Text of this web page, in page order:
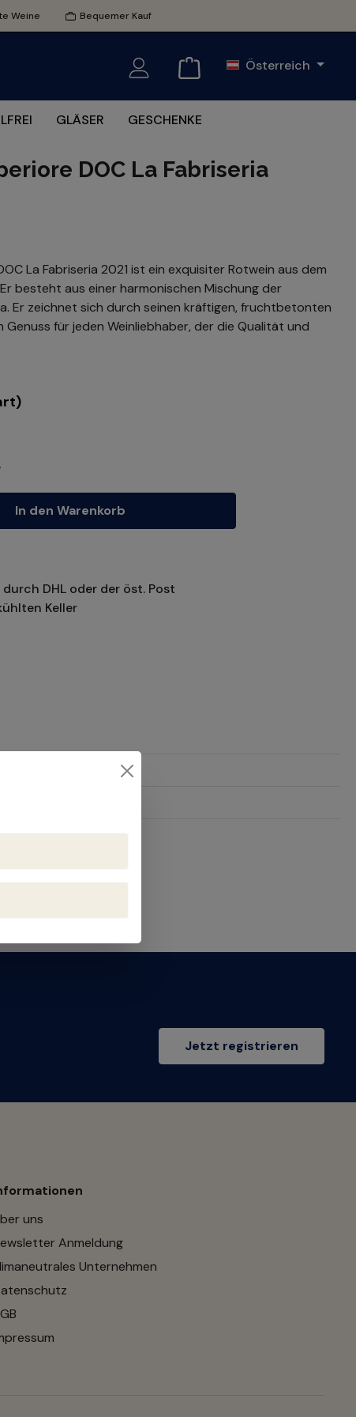
Weine Bequemer Kauf
Österreich
GLÄSER GESCHENKE
DOC La Fabriseria
La Fabriseria 2021 ist ein exquisiter Rotwein aus dem
besteht aus einer harmonischen Mischung der
Er zeichnet sich durch seinen kräftigen, fruchtbetonten
Genuss für jeden Weinliebhaber, der die Qualität und
die Schaltflächen um die Anzahl zu erhöhen oder zu reduzieren.
In den Warenkorb
DHL oder der öst. Post
Keller
Jetzt registrieren
uns
Anmeldung
Unternehmen